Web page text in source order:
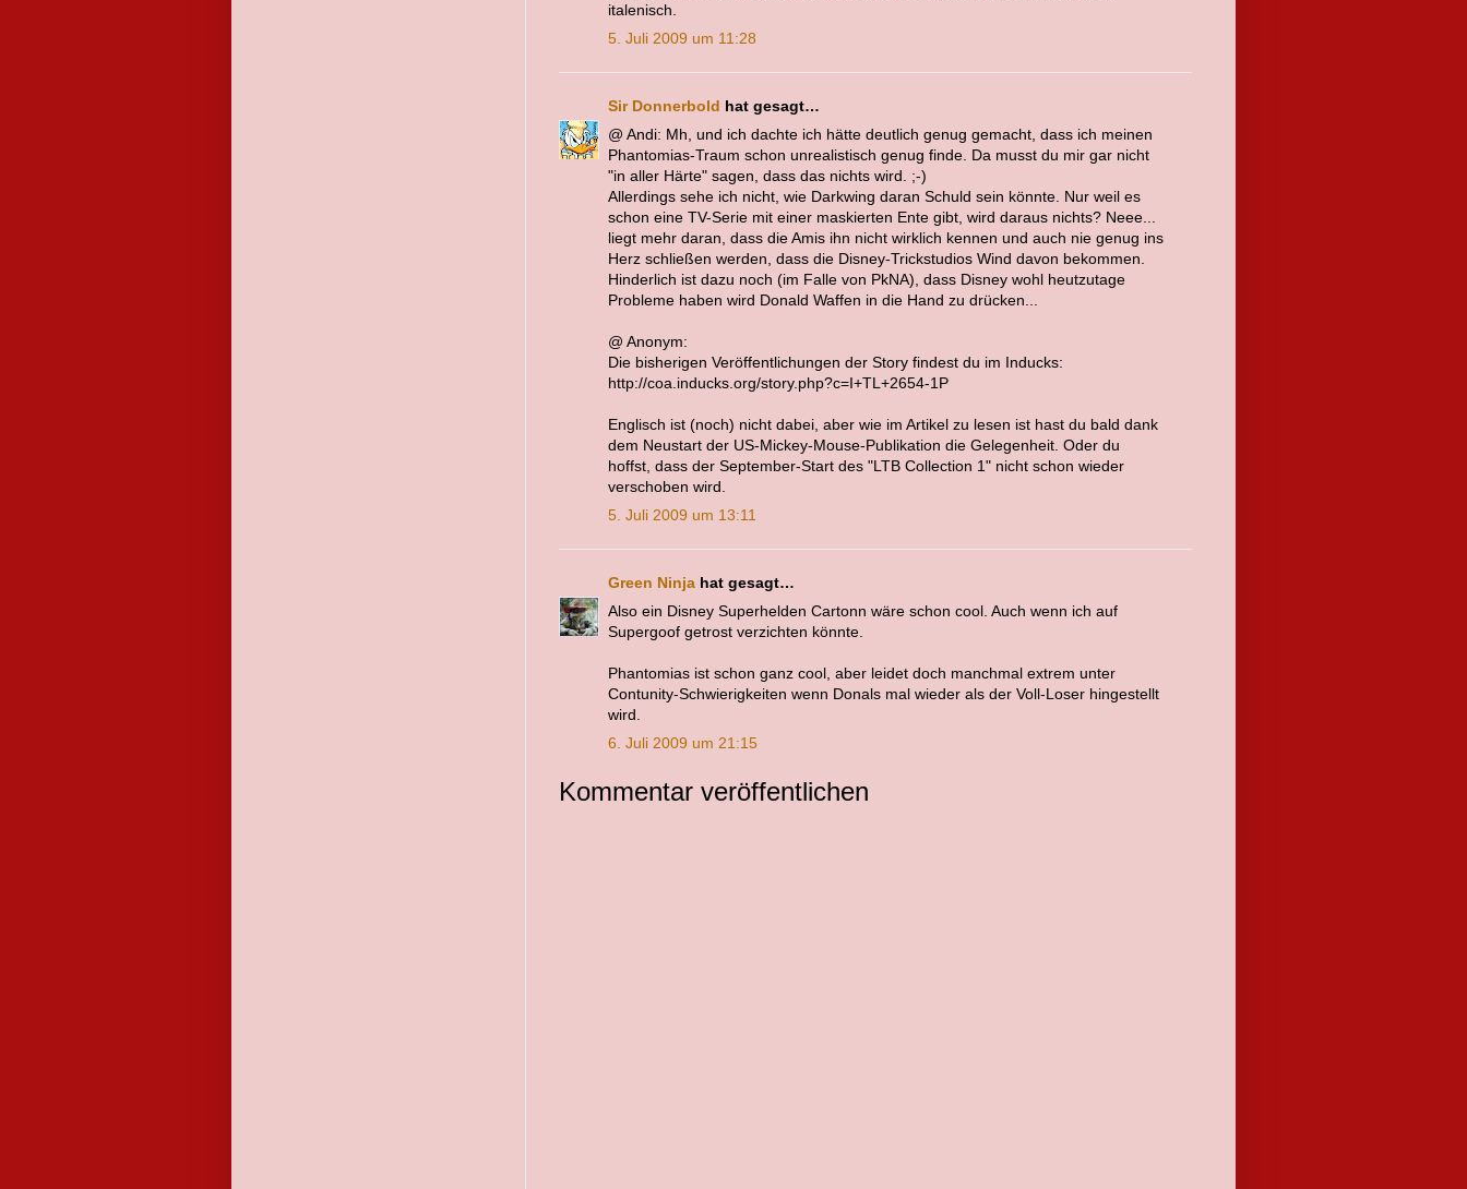
italenisch.
5. Juli 2009 um 11:28
Sir Donnerbold hat gesagt…
@ Andi: Mh, und ich dachte ich hätte deutlich genug gemacht, dass ich meinen
Phantomias-Traum schon unrealistisch genug finde. Da musst du mir gar nicht
"in aller Härte" sagen, dass das nichts wird. ;-)
Allerdings sehe ich nicht, wie Darkwing daran Schuld sein könnte. Nur weil es
schon eine TV-Serie mit einer maskierten Ente gibt, wird daraus nichts? Neee...
liegt mehr daran, dass die Amis ihn nicht wirklich kennen und auch nie genug ins
Herz schließen werden, dass die Disney-Trickstudios Wind davon bekommen.
Hinderlich ist dazu noch (im Falle von PkNA), dass Disney wohl heutzutage
Probleme haben wird Donald Waffen in die Hand zu drücken...
@ Anonym:
Die bisherigen Veröffentlichungen der Story findest du im Inducks:
http://coa.inducks.org/story.php?c=I+TL+2654-1P
Englisch ist (noch) nicht dabei, aber wie im Artikel zu lesen ist hast du bald dank
dem Neustart der US-Mickey-Mouse-Publikation die Gelegenheit. Oder du
hoffst, dass der September-Start des "LTB Collection 1" nicht schon wieder
verschoben wird.
5. Juli 2009 um 13:11
Green Ninja hat gesagt…
Also ein Disney Superhelden Cartonn wäre schon cool. Auch wenn ich auf
Supergoof getrost verzichten könnte.
Phantomias ist schon ganz cool, aber leidet doch manchmal extrem unter
Contunity-Schwierigkeiten wenn Donals mal wieder als der Voll-Loser hingestellt
wird.
6. Juli 2009 um 21:15
Kommentar veröffentlichen